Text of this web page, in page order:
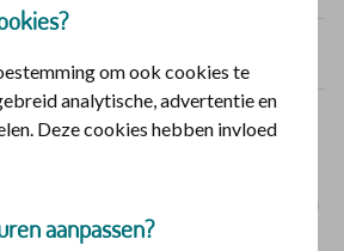
ook voor God in jou
jij gaat, gaat Hij mee. God woont in
al voel je dat misschien niet. Toch is
om ook cookies te
analytische, advertentie en
Deze cookies hebben invloed
aanpassen?